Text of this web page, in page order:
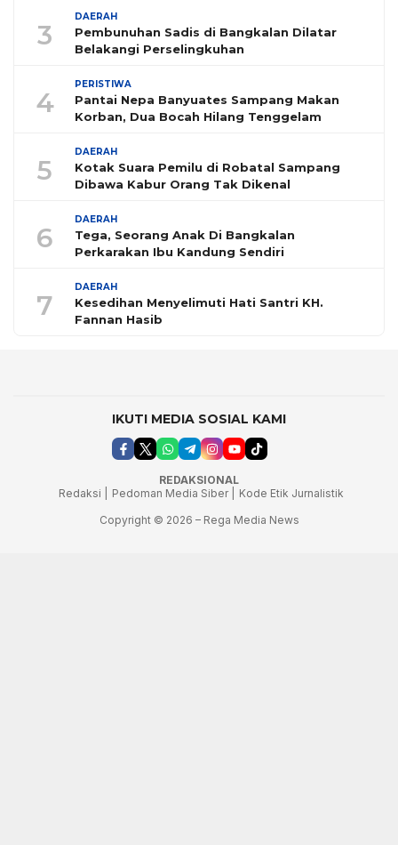
3
DAERAH
Pembunuhan Sadis di Bangkalan Dilatar
Belakangi Perselingkuhan
4
PERISTIWA
Pantai Nepa Banyuates Sampang Makan
Korban, Dua Bocah Hilang Tenggelam
5
DAERAH
Kotak Suara Pemilu di Robatal Sampang
Dibawa Kabur Orang Tak Dikenal
6
DAERAH
Tega, Seorang Anak Di Bangkalan
Perkarakan Ibu Kandung Sendiri
7
DAERAH
Kesedihan Menyelimuti Hati Santri KH.
Fannan Hasib
IKUTI MEDIA SOSIAL KAMI
REDAKSIONAL
Redaksi |
Pedoman Media Siber |
Kode Etik Jurnalistik
Copyright © 2026 – Rega Media News